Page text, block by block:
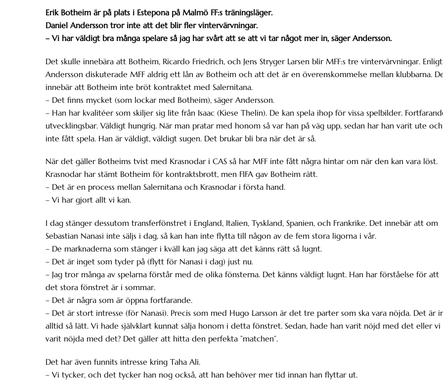
Erik Botheim är på plats i Estepona på Malmö FF:s träningsläger.
Daniel Andersson tror inte att det blir fler vintervärvningar.
– Vi har väldigt bra många spelare så jag har svårt att se att vi tar något mer in, säger Andersson.
Det skulle innebära att Botheim, Ricardo Friedrich, och Jens Stryger Larsen blir MFF:s tre vintervärvningar. Enligt
Andersson diskuterade MFF aldrig ett lån av Botheim och att det är en överenskommelse mellan klubbarna.
innebär att Botheim inte bröt kontraktet med Salernitana.
– Det finns mycket (som lockar med Botheim), säger Andersson.
– Han har kvalitéer som skiljer sig lite från Isaac (Kiese Thelin). De kan spela ihop för vissa spelbilder.
utvecklingsbar. Väldigt hungrig. När man pratar med honom så var han på väg upp, sedan har han varit ute och
inte fått spela. Han är väldigt, väldigt sugen. Det brukar bli bra när det är så.
När det gäller Botheims tvist med Krasnodar i CAS så har MFF inte fått några hintar om när den kan vara löst.
Krasnodar har stämt Botheim för kontraktsbrott, men FIFA gav Botheim rätt.
– Det är en process mellan Salernitana och Krasnodar i första hand.
– Vi har gjort allt vi kan.
I dag stänger dessutom transferfönstret i England, Italien, Tyskland, Spanien, och Frankrike. Det innebär att om
Sebastian Nanasi inte säljs i dag, så kan han inte flytta till någon av de fem stora ligorna i vår.
– De marknaderna som stänger i kväll kan jag säga att det känns rätt så lugnt.
– Det är inget som tyder på (flytt för Nanasi i dag) just nu.
– Jag tror många av spelarna förstår med de olika fönsterna. Det känns väldigt lugnt. Han har förståelse för att
det stora fönstret är i sommar.
– Det är några som är öppna fortfarande.
– Det är stort intresse (för Nanasi). Precis som med Hugo Larsson är det tre parter som ska vara nöjda. Det är
alltid så lätt. Vi hade självklart kunnat sälja honom i detta fönstret. Sedan, hade han varit nöjd med det eller vi
varit nöjda med det? Det gäller att hitta den perfekta ”matchen”.
Det har även funnits intresse kring Taha Ali.
– Vi tycker, och det tycker han nog också, att han behöver mer tid innan han flyttar ut.